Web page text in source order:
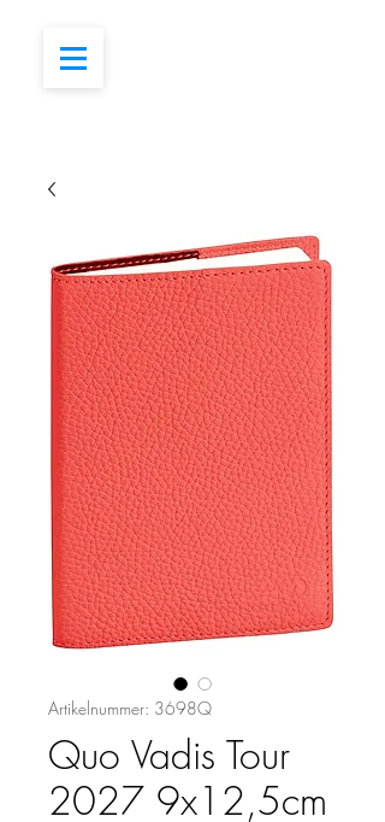
Artikelnummer: 3698Q
Quo Vadis Tour
2027 9x12,5cm